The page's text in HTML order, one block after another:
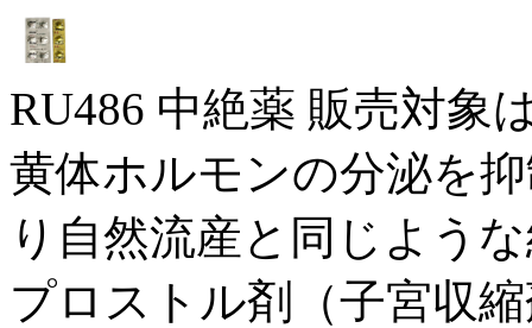
RU486 中絶薬 販売対象
黄体ホルモンの分泌を
り自然流産と同じよう
プロストル剤（子宮収